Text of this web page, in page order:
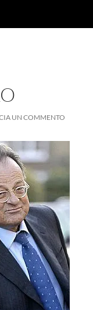
UN COMMENTO